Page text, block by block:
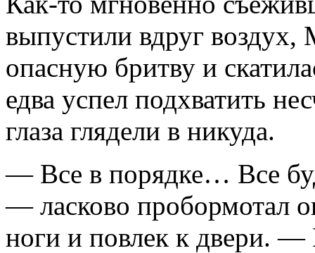
выпустили вдруг воздух,
опасную бритву и
едва успел подхватить
глаза глядели в никуда.
— Все в порядке… Все
— ласково пробормотал
ноги и повлек к двери.